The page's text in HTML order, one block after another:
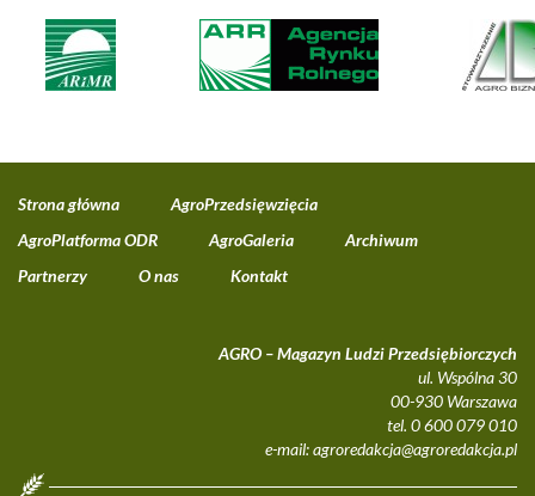
Strona główna
AgroPrzedsięwzięcia
AgroPlatforma ODR
AgroGaleria
Archiwum
Partnerzy
O nas Kontakt
AGRO – Magazyn Ludzi Przedsiębiorczych
ul. Wspólna 30
00-930 Warszawa
tel. 0 600 079 010
e-mail:agroredakcja@agroredakcja.pl